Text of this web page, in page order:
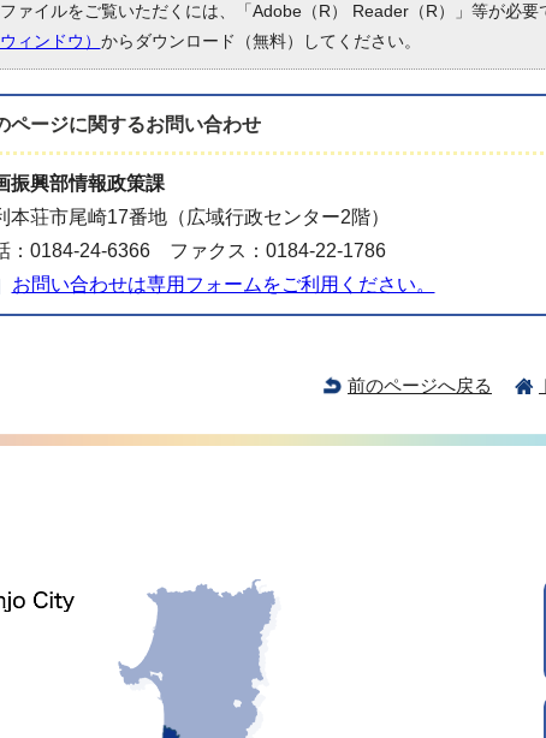
ァイルをご覧いただくには、「Adobe（R） Reader（R）」等が必要
ィンドウ） からダウンロード（無料）してください。
ページに関するお問い合わせ
振興部情報政策課
本荘市尾崎17番地（広域行政センター2階）
：0184-24-6366 ファクス：0184-22-1786
お問い合わせは専用フォームをご利用ください。
前のページへ戻る